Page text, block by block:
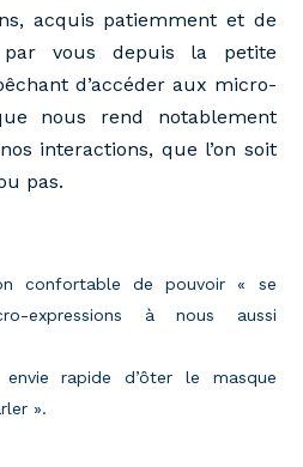
acquis patiemment et de
par vous depuis la petite
d’accéder aux micro-
nous rend notablement
interactions, que l’on soit
pas.
confortable de pouvoir « se
expressions à nous aussi
rapide d’ôter le masque
».